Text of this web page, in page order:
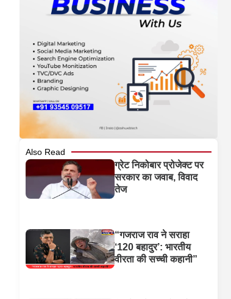
Also Read
ग्रेट निकोबार प्रोजेक्ट पर
सरकार का जवाब, विवाद
तेज
“गजराज राव ने सराहा
‘120 बहादुर’: भारतीय
वीरता की सच्ची कहानी”